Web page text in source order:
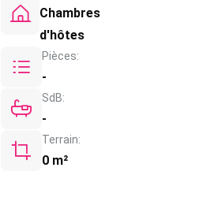
Chambres
d'hôtes
Pièces:
-
SdB:
-
Terrain:
0 m²